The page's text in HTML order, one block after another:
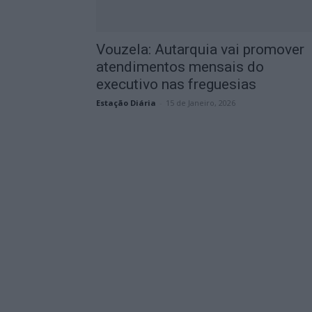
Vouzela: Autarquia vai promover
atendimentos mensais do
executivo nas freguesias
Estação Diária 15 de Janeiro, 2026